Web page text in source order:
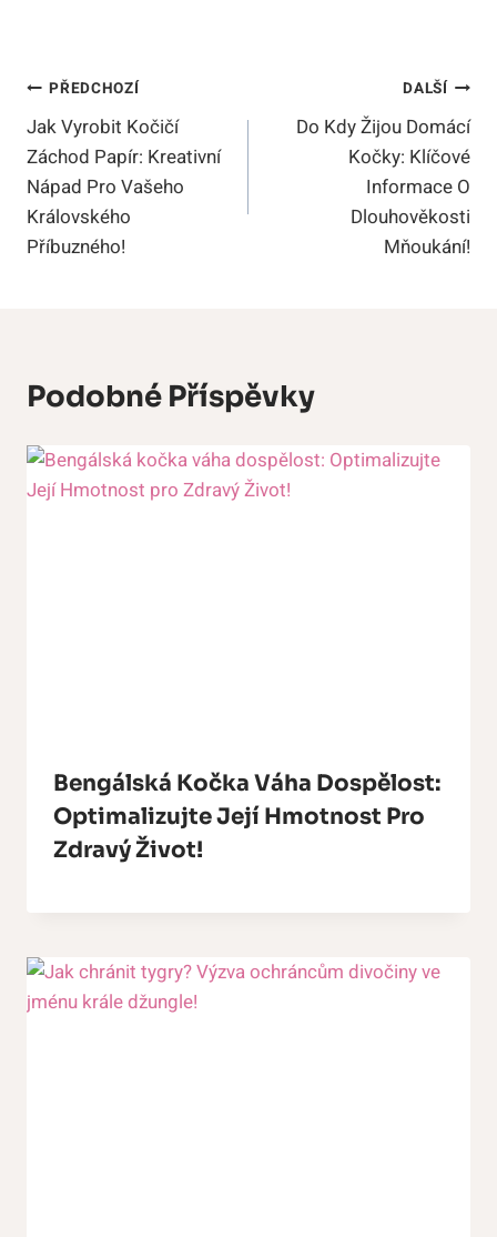
Navigace
Pro
Příspěvek
PŘEDCHOZÍ
Jak Vyrobit Kočičí
Záchod Papír: Kreativní
Nápad Pro Vašeho
Královského
Příbuzného!
DALŠÍ
Do Kdy Žijou Domácí
Kočky: Klíčové
Informace O
Dlouhověkosti
Mňoukání!
Podobné Příspěvky
Bengálská Kočka Váha Dospělost:
Optimalizujte Její Hmotnost Pro
Zdravý Život!